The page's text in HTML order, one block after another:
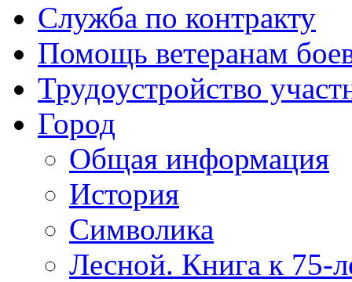
Служба по контракту
Помощь ветеранам
Трудоустройство
Город
Общая информация
История
Символика
Лесной. Книга к 75-